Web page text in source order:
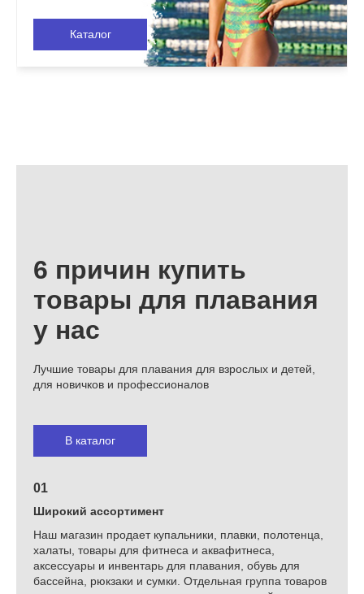
Каталог
6 причин купить
товары для плавания
у нас
Лучшие товары для плавания для взрослых и детей,
для новичков и профессионалов
В каталог
01
Широкий ассортимент
Наш магазин продает купальники, плавки, полотенца,
халаты, товары для фитнеса и аквафитнеса,
аксессуары и инвентарь для плавания, обувь для
бассейна, рюкзаки и сумки. Отдельная группа товаров